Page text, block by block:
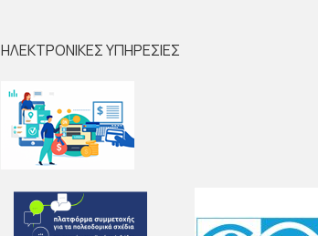
ΗΛΕΚΤΡΟΝΙΚΕΣ ΥΠΗΡΕΣΙΕΣ